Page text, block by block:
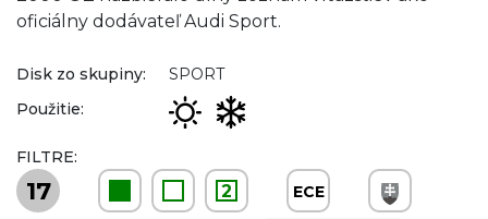
oficiálny dodávateľ Audi Sport.
Disk zo skupiny:
SPORT
Použitie:
FILTRE:
17 2 ECE